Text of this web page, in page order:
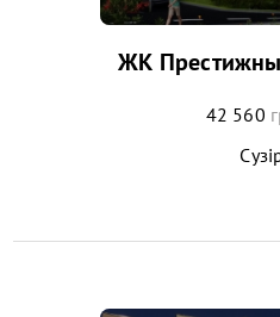
ЖК
42 560